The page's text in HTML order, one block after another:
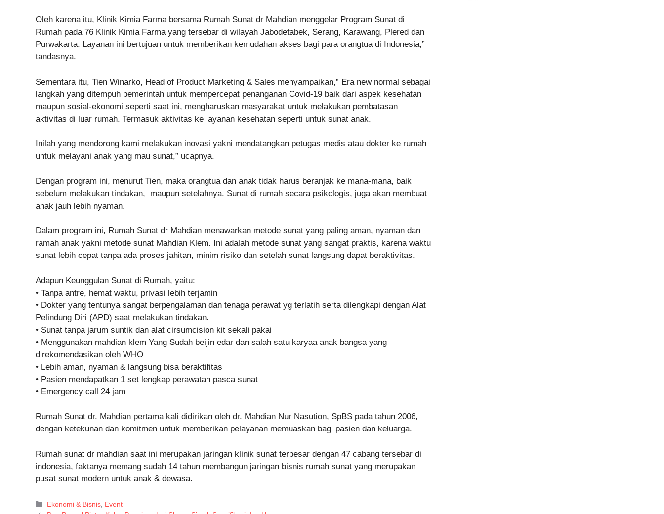
Oleh karena itu, Klinik Kimia Farma bersama Rumah Sunat dr Mahdian menggelar Program Sunat di
Rumah pada 76 Klinik Kimia Farma yang tersebar di wilayah Jabodetabek, Serang, Karawang, Plered dan
Purwakarta. Layanan ini bertujuan untuk memberikan kemudahan akses bagi para orangtua di Indonesia,”
tandasnya.
Sementara itu, Tien Winarko, Head of Product Marketing & Sales menyampaikan,” Era new normal sebagai
langkah yang ditempuh pemerintah untuk mempercepat penanganan Covid-19 baik dari aspek kesehatan
maupun sosial-ekonomi seperti saat ini, mengharuskan masyarakat untuk melakukan pembatasan
aktivitas di luar rumah. Termasuk aktivitas ke layanan kesehatan seperti untuk sunat anak.
Inilah yang mendorong kami melakukan inovasi yakni mendatangkan petugas medis atau dokter ke rumah
untuk melayani anak yang mau sunat,” ucapnya.
Dengan program ini, menurut Tien, maka orangtua dan anak tidak harus beranjak ke mana-mana, baik
sebelum melakukan tindakan, maupun setelahnya. Sunat di rumah secara psikologis, juga akan membuat
anak jauh lebih nyaman.
Dalam program ini, Rumah Sunat dr Mahdian menawarkan metode sunat yang paling aman, nyaman dan
ramah anak yakni metode sunat Mahdian Klem. Ini adalah metode sunat yang sangat praktis, karena waktu
sunat lebih cepat tanpa ada proses jahitan, minim risiko dan setelah sunat langsung dapat beraktivitas.
Adapun Keunggulan Sunat di Rumah, yaitu:
• Tanpa antre, hemat waktu, privasi lebih terjamin
• Dokter yang tentunya sangat berpengalaman dan tenaga perawat yg terlatih serta dilengkapi dengan Alat
Pelindung Diri (APD) saat melakukan tindakan.
• Sunat tanpa jarum suntik dan alat cirsumcision kit sekali pakai
• Menggunakan mahdian klem Yang Sudah beijin edar dan salah satu karyaa anak bangsa yang
direkomendasikan oleh WHO
• Lebih aman, nyaman & langsung bisa beraktifitas
• Pasien mendapatkan 1 set lengkap perawatan pasca sunat
• Emergency call 24 jam
Rumah Sunat dr. Mahdian pertama kali didirikan oleh dr. Mahdian Nur Nasution, SpBS pada tahun 2006,
dengan ketekunan dan komitmen untuk memberikan pelayanan memuaskan bagi pasien dan keluarga.
Rumah sunat dr mahdian saat ini merupakan jaringan klinik sunat terbesar dengan 47 cabang tersebar di
indonesia, faktanya memang sudah 14 tahun membangun jaringan bisnis rumah sunat yang merupakan
pusat sunat modern untuk anak & dewasa.
Kategori
Ekonomi & Bisnis Event